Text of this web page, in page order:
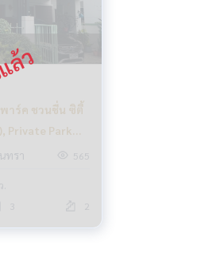
ย’ ไม่มีค่าใช้จ่าย
ระจำพื้นที่
รักษาผลประโยชน์
ะบวนการขาย
บริษัทพร้อมรับซื้อทันที!
Estate Services
าร์ค ชวนชื่น ซิตี้
Private Park
Semi-
ทรา 565